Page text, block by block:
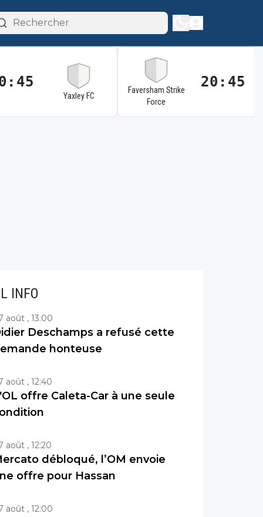
Yaxley FC
Faversham Strike
Force
20:45
INFO
août , 13:00
Deschamps a refusé cette
honteuse
août , 12:40
offre Caleta-Car à une seule
août , 12:20
débloqué, l’OM envoie
offre pour Hassan
août , 12:00